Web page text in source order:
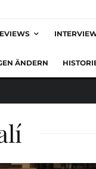
ÄNDERN